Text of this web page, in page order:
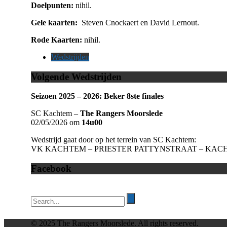
Doelpunten: nihil.
Gele kaarten: Steven Cnockaert en David Lernout.
Rode Kaarten:nihil.
Wedstrijden
Volgende Wedstrijden
Seizoen 2025 – 2026: Beker 8ste finales
SC Kachtem –The Rangers Moorslede
02/05/2026 om 14u00
Wedstrijd gaat door op het terrein van SC Kachtem:
VK KACHTEM – PRIESTER PATTYNSTRAAT –
Facebook
© 2025 The Rangers Moorslede. All rights reserved.